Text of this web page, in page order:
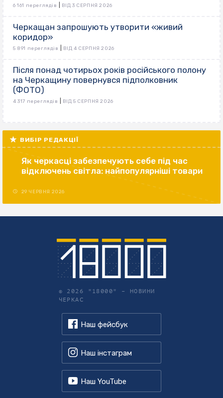
6 161 переглядів ВІД 3 СЕРПНЯ 2026
Черкащан запрошують утворити «живий
коридор»
5 891 переглядів ВІД 4 СЕРПНЯ 2026
Після понад чотирьох років російського полону
на Черкащину повернувся підполковник
(ФОТО)
4 317 переглядів ВІД 5 СЕРПНЯ 2026
ВИБІР РЕДАКЦІЇ
Як черкасці забезпечують себе під час
відключень світла: найпопулярніші товари
29 ЧЕРВНЯ 2026
© 2026 "18000" – НОВИНИ
ЧЕРКАС
Наш фейсбук
Наш інстаграм
Наш YouTube